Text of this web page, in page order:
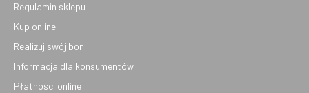
Regulamin sklepu
Kup online
Realizuj swój bon
Informacja dla konsumentów
Płatności online